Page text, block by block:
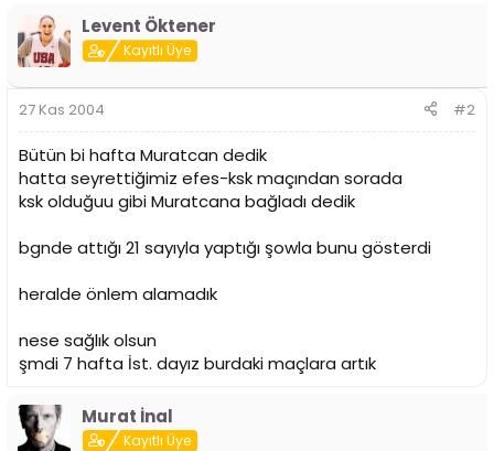
Levent Öktener
Kayıtlı Üye
27 Kas 2004 #2
Bütün bi hafta Muratcan dedik
hatta seyrettiğimiz efes-ksk maçından sorada
ksk olduğuu gibi Muratcana bağladı dedik
bgnde attığı 21 sayıyla yaptığı şowla bunu gösterdi
heralde önlem alamadık
nese sağlık olsun
şmdi 7 hafta İst. dayız burdaki maçlara artık
Murat İnal
Kayıtlı Üye